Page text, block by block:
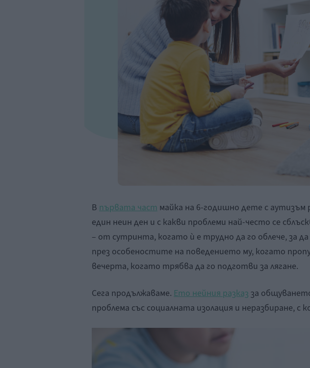
В първата част майка на 6-годишно дете с аутизъм
един неин ден и с какви проблеми най-често се
– от сутринта, когато ѝ е трудно да го облече, за
през особеностите на поведението му, когато
вечерта, когато трябва да го подготви за лягане.
Сега продължаваме. Ето нейния разказ за
проблема със социалната изолация и неразбиране, с